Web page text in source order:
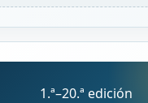
1.ª–20.ª edición